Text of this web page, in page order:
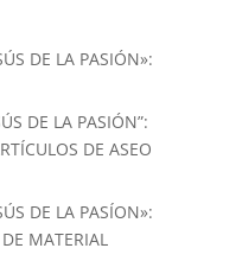
DE LA PASIÓN»:
DE LA PASIÓN”:
DE ASEO
DE LA PASÍON»:
MATERIAL